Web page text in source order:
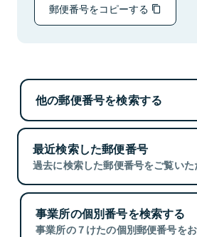
郵便番号をコピーする
他の郵便番号を検索する
最近検索した郵便番号
過去に検索した郵便番号をご覧いた
事業所の個別番号を検索する
事業所の７けたの個別郵便番号をお